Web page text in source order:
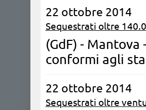
22 ottobre 2014
Sequestrati oltre
(GdF) -
conformi agli
22 ottobre 2014
Sequestrati oltre